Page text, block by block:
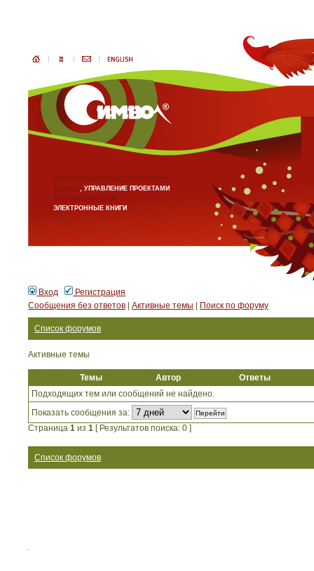
ИНФОРМАЦИОННЫЕ ТЕХНОЛОГИИ
БИЗНЕС, УПРАВЛЕНИЕ ПРОЕКТАМИ
АНГЛИЙСКИЙ ЯЗЫК
ЭЛЕКТРОННЫЕ КНИГИ
Вход
Регистрация
Сообщения без ответов
Активные темы Поиск по форуму
Список форумов
Активные темы
Темы Автор
Ответы
Подходящих тем или сообщений не найдено.
Показать сообщения за:
Страница 1 из 1 [ Результатов поиска: 0 ]
Список форумов